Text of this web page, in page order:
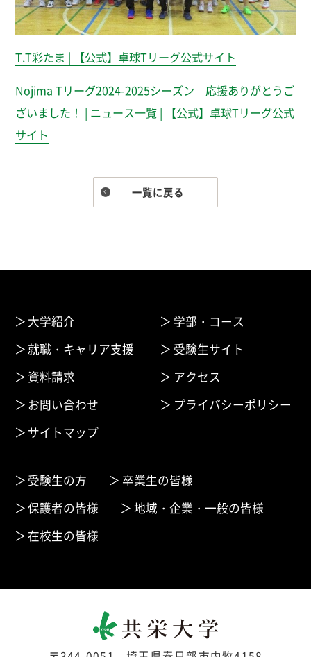
T.T彩たま | 【公式】卓球Tリーグ公式サイト
Nojima Tリーグ2024-2025シーズン 応援ありがとうご
ざいました！ | ニュース一覧 | 【公式】卓球Tリーグ公式
サイト
一覧に戻る
大学紹介
学部・コース
就職・キャリア支援
受験生サイト
資料請求
アクセス
お問い合わせ
プライバシーポリシー
サイトマップ
受験生の方
卒業生の皆様
保護者の皆様
地域・企業・一般の皆様
在校生の皆様